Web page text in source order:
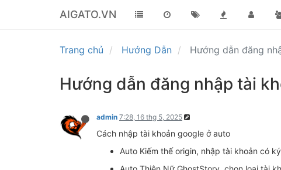
AIGATO.VN
Trang chủ Hướng Dẫn Hướng dẫn đăng
Hướng dẫn đăng nhập tài
admin 7:28, 16 thg 5, 2025
Cách nhập tài khoản google ở auto
Auto Kiếm thế origin, nhập tài khoản có